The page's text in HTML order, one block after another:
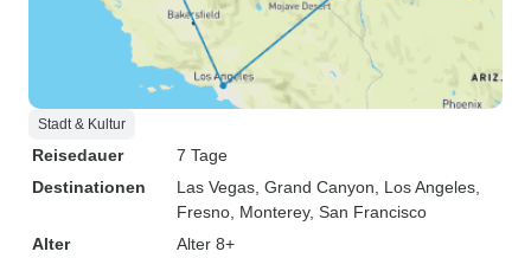
Stadt & Kultur
Reisedauer
7 Tage
Destinationen
Las Vegas , Grand Canyon , Los Angeles
Fresno , Monterey, San Francisco
Alter
Alter 8+